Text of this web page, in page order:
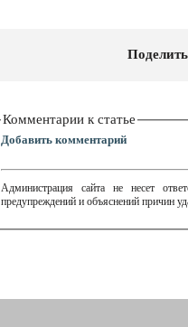
Комментарии к статье
Добавить комментарий
Администрация сайта не несет
предупреждений и объяснений причин